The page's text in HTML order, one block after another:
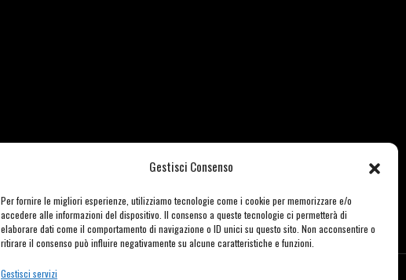
Gestisci Consenso
Per fornire le migliori esperienze, utilizziamo tecnologie come i cookie per memorizzare e/o
accedere alle informazioni del dispositivo. Il consenso a queste tecnologie ci permetterà di
elaborare dati come il comportamento di navigazione o ID unici su questo sito. Non acconsentire o
ritirare il consenso può influire negativamente su alcune caratteristiche e funzioni.
Gestisci servizi